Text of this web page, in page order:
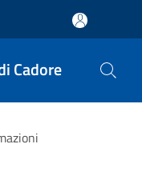
Cadore